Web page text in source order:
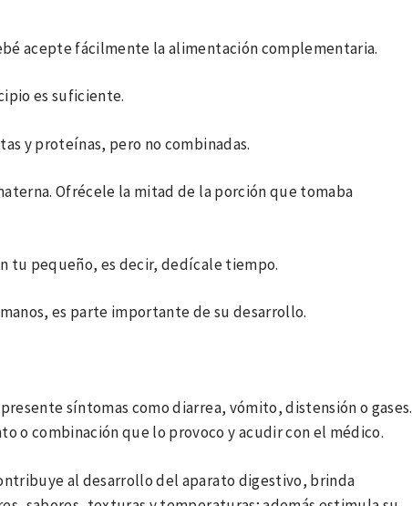
acepte fácilmente la alimentación complementaria.
es suficiente.
y proteínas, pero no combinadas.
Ofrécele la mitad de la porción que tomaba
tu pequeño, es decir, dedícale tiempo.
es parte importante de su desarrollo.
síntomas como diarrea, vómito, distensión o gases.
o combinación que lo provoco y acudir con el médico.
al desarrollo del aparato digestivo, brinda